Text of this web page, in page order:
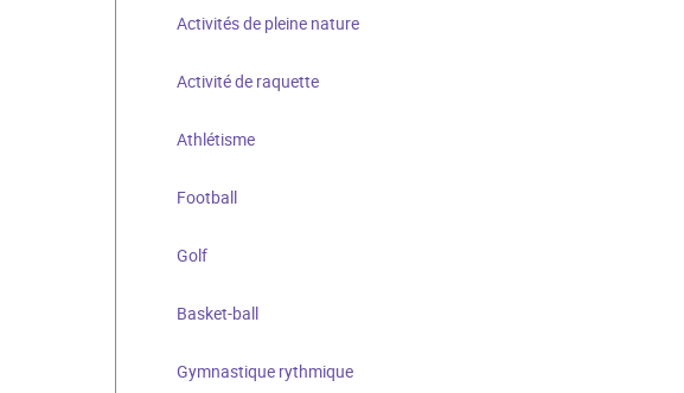
Activités de pleine nature
Activité de raquette
Athlétisme
Football
Golf
Basket-ball
Gymnastique rythmique